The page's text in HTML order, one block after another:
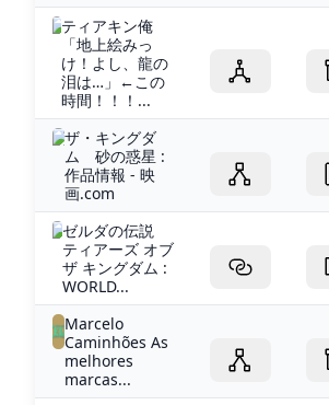
ティアキン俺
「地上絵みっ
け！よし、龍の
泪は…」←この
時間！！！...
ザ・キングダ
ム 砂の惑星 :
作品情報 - 映
画.com
ゼルダの伝説
ティアーズ オブ
ザ キングダム :
WORLD...
Marcelo
Caminhões As
melhores
marcas...